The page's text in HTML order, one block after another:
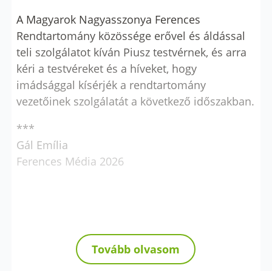
A Magyarok Nagyasszonya Ferences
Rendtartomány közössége erővel és áldással
teli szolgálatot kíván Piusz testvérnek, és arra
kéri a testvéreket és a híveket, hogy
imádsággal kísérjék a rendtartomány
vezetőinek szolgálatát a következő időszakban.
***
Gál Emília
Ferences Média 2026
Tovább olvasom